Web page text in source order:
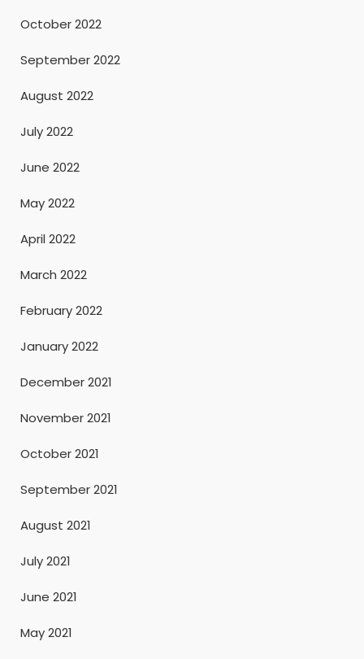
October 2022
September 2022
August 2022
July 2022
June 2022
May 2022
April 2022
March 2022
February 2022
January 2022
December 2021
November 2021
October 2021
September 2021
August 2021
July 2021
June 2021
May 2021